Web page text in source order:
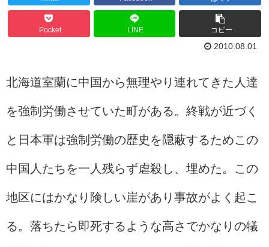
Pocket LINE コピー
2010.08.01
北海道室蘭に中国から無理やり連れてきた人達
を強制労働させていた町がある。終戦が近づく
と日本軍は強制労働の歴史を隠蔽するためこの
中国人たちを一人残らず虐殺し、埋めた。この
地区にはかなり険しい崖があり事故がよく起こ
る。落ちたら即死するような高さでかなりの犠